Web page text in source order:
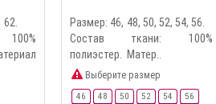
62.
Размер: 46, 48, 50, 52, 54, 56.
Состав ткани: 100%
полиэстер. Матер..
Выберите размер
46 48 50 52 54 56